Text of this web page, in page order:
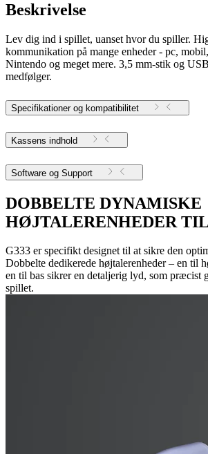
Beskrivelse
Lev dig ind i spillet, uanset hvor du spiller.
kommunikation på mange enheder - pc,
Nintendo og meget mere. 3,5 mm-stik og
medfølger.
Specifikationer og kompatibilitet
Kassens indhold
Software og Support
DOBBELTE DYNAMISKE
HØJTALERENHEDER
G333 er specifikt designet til at sikre den
Dobbelte dedikerede højtalerenheder – en til
en til bas sikrer en detaljerig lyd, som præcist
spillet.